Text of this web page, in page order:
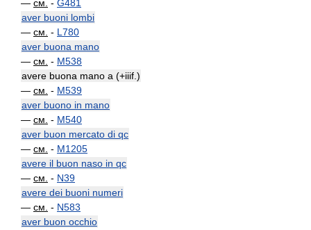
— см. - G481
aver buoni lombi
— см. - L780
aver buona mano
— см. - M538
avere buona mano a (+iiif.)
— см. - M539
aver buono in mano
— см. - M540
aver buon mercato di qc
— см. - M1205
avere il buon naso in qc
— см. - N39
avere dei buoni numeri
— см. - N583
aver buon occhio